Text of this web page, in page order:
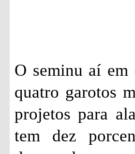
O seminu aí
quatro garotos
projetos para
tem dez